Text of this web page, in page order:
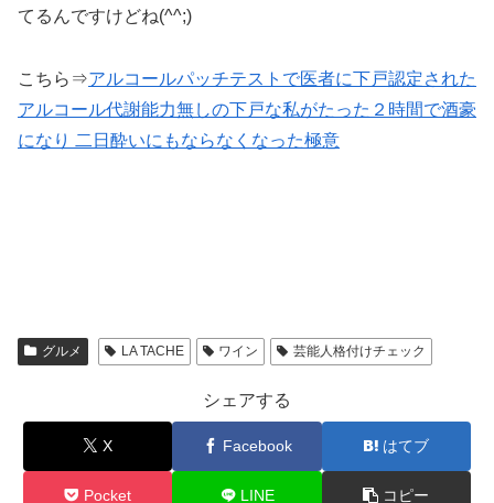
てるんですけどね(^^;)
こちら⇒アルコールパッチテストで医者に下戸認定された
アルコール代謝能力無しの下戸な私がたった２時間で酒豪
になり 二日酔いにもならなくなった極意
グルメ LA TACHE ワイン 芸能人格付けチェック
シェアする
X Facebook はてブ
Pocket LINE コピー